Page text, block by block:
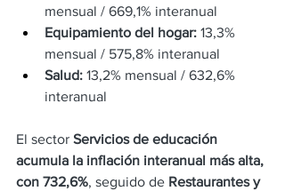
mensual / 669,1% interanual
Equipamiento del hogar: 13,3%
mensual / 575,8% interanual
Salud: 13,2% mensual / 632,6%
interanual
El sector Servicios de educación
acumula la inflación interanual más alta,
con 732,6%, seguido de Restaurantes y